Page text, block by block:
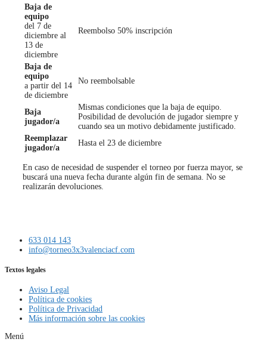
Baja de
equipo
del 7 de
diciembre al
13 de
diciembre
Reembolso 50% inscripción
Baja de
equipo
a partir del 14
de diciembre
No reembolsable
Baja
jugador/a
Mismas condiciones que la baja de equipo.
Posibilidad de devolución de jugador siempre y
cuando sea un motivo debidamente justificado.
Reemplazar
jugador/a
Hasta el 23 de diciembre
En caso de necesidad de suspender el torneo por fuerza mayor, se
buscará una nueva fecha durante algún fin de semana. No se
realizarán devoluciones.
633 014 143
info@torneo3x3valenciacf.com
Textos legales
Aviso Legal
Política de cookies
Política de Privacidad
Más información sobre las cookies
Menú